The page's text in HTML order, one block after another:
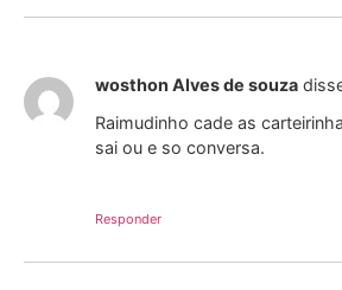
wosthon Alves de souza
Raimudinho cade as
sai ou e so conversa.
Responder